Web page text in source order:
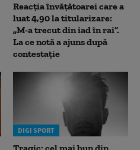
Reacția învățătoarei care a
luat 4,90 la titularizare:
„M-a trecut din iad în rai”.
La ce notă a ajuns după
contestație
DIGI SPORT